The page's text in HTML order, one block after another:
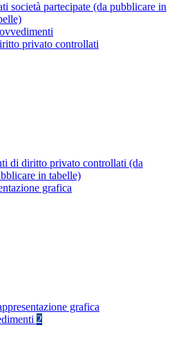
società partecipate (da pubblicare in
privato controllati
di diritto privato controllati (da
in tabelle)
grafica
grafica
2